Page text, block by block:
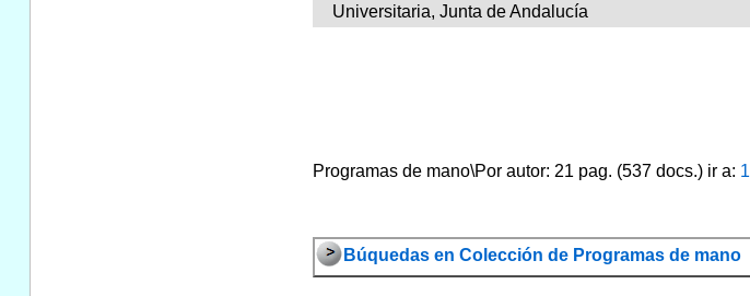
Universitaria, Junta de Andalucía
Programas de mano\Por autor: 21 pag. (537 docs.) ir a: 1
Búquedas en Colección de Programas de mano